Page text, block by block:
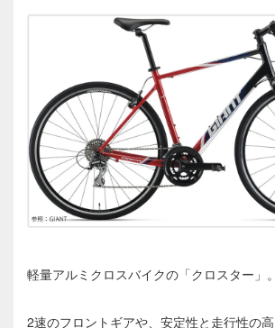
軽量アルミクロスバイクの「クロスター」。
2速のフロントギアや、安定性と走行性の